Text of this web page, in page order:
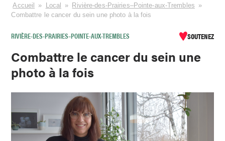
Accueil » Local » Rivière-des-Prairies–Pointe-aux-Trembles »
Combattre le cancer du sein une photo à la fois
RIVIÈRE-DES-PRAIRIES–POINTE-AUX-TREMBLES SOUTENEZ
Combattre le cancer du sein une
photo à la fois